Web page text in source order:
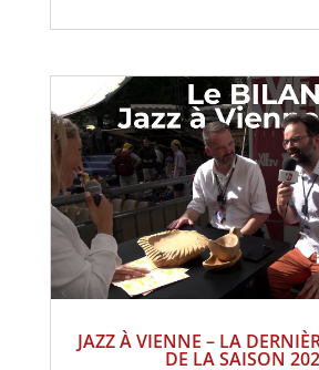
JAZZ À VIENNE – LA
DE LA SAISON